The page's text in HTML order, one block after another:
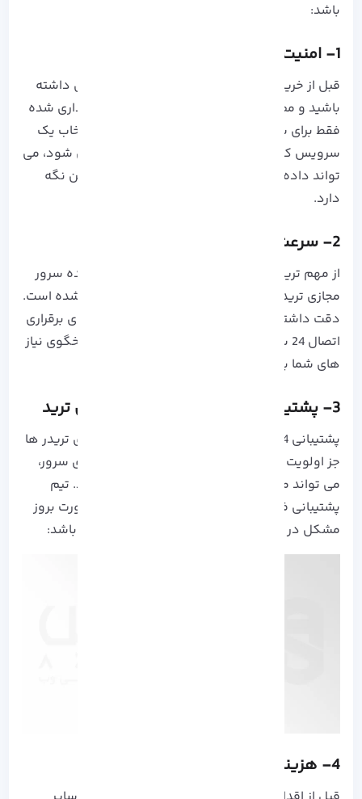
باشد:
1- امنیت سرور مجازی ترید
قبل از خرید، به موضوع
سرور توجه ویژه ای داشته
باشید و مطمئن شوید که دسترسی سرویس خریداری شده
فقط برای شما و کاربران مورد تایید مجاز است. انتخاب یک
سرویس که با سیستم های پیشرفته محافظت می شود، می
تواند داده های شما را در برابر خطرات احتمالی ایمن نگه
دارد.
2- سرعت سرور ترید VPS
از مهم ترین فاکتور ها برای انتخاب سرویس دهنده سرور
مجازی ترید، توجه کردن به سرعت سرور خریداری شده است.
دقت داشته باشید که سرور باید حداکثر سرعت برای برقراری
اتصال 24 ساعته به اینترنت را داشته و بتواند پاسخگوی نیاز
های شما باشد.
3- پشتیبانی فنی 24 ساعته سرور مجازی ترید
پشتیبانی 24 ساعته و همیشه آنلاین می تواند برای تریدر ها
جز اولویت های اولیه باشد، چراکه قطعی و یا کندی سرور،
می تواند موجب به هم خوردن معاملات آنها شود. تیم
پشتیبانی فنی شرکت ارائه دهنده می تواند در صورت بروز
مشکل در سریع ترین زمان ممکن پاسخگوی شما باشد:
4- هزینه سرور مجازی ترید